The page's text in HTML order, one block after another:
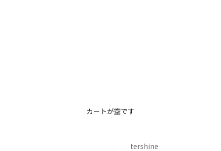
カートが空です
tershine